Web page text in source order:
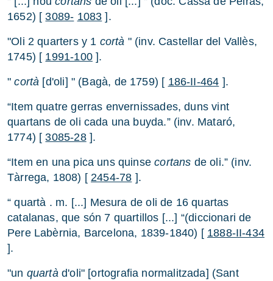
1652) [3089- 1083 ].
"Oli 2 quarters y 1 cortà " (inv. Castellar del Vallès,
1745) [ 1991-100].
"cortà [d'oli] " (Bagà, de 1759) [ 186-II-464 ].
“Item quatre gerras envernissades, duns vint
quartans de oli cada una buyda.” (inv. Mataró,
1774) [3085-28].
“Item en una pica uns quinsecortans de oli.” (inv.
Tàrrega, 1808) [2454-78 ].
“ quartà . m. [...] Mesura de oli de 16 quartas
catalanas, que són 7 quartillos [...] “(diccionari de
Pere Labèrnia, Barcelona, 1839-1840) [ 1888-II-434
].
"un quartàd'oli" [ortografia normalitzada] (Sant